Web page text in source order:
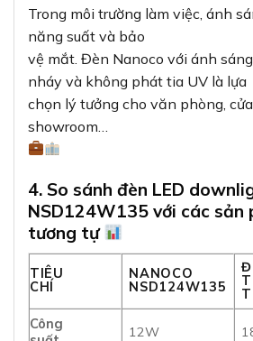
Trong môi trường làm việc, ánh
năng suất và bảo
vệ mắt. Đèn Nanoco với ánh
nháy và không phát tia UV là lựa
chọn lý tưởng cho văn phòng,
showroom…
4. So sánh đèn LED
NSD124W135 với các sản
tương tự
TIÊU
CHÍ
NANOCO
NSD124W135
Công
12W